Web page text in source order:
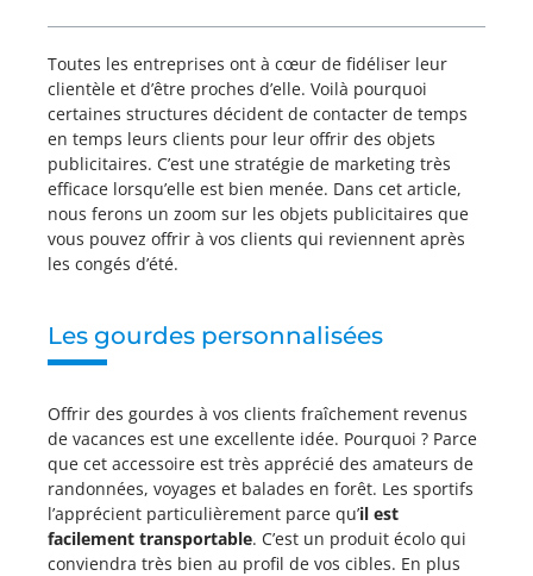
Toutes les entreprises ont à cœur de fidéliser leur
clientèle et d’être proches d’elle. Voilà pourquoi
certaines structures décident de contacter de temps
en temps leurs clients pour leur offrir des objets
publicitaires. C’est une stratégie de marketing très
efficace lorsqu’elle est bien menée. Dans cet article,
nous ferons un zoom sur les objets publicitaires que
vous pouvez offrir à vos clients qui reviennent après
les congés d’été.
Les gourdes personnalisées
Offrir des gourdes à vos clients fraîchement revenus
de vacances est une excellente idée. Pourquoi ? Parce
que cet accessoire est très apprécié des amateurs de
randonnées, voyages et balades en forêt. Les sportifs
l’apprécient particulièrement parce qu’il est
facilement transportable. C’est un produit écolo qui
conviendra très bien au profil de vos cibles. En plus